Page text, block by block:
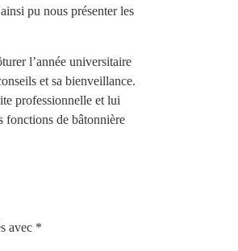
pu nous présenter les
l’année universitaire
et sa bienveillance.
professionnelle et lui
fonctions de bâtonnière
avec *